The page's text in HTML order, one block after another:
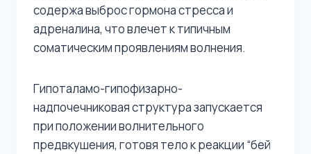
содержа выброс гормона стресса и
адреналина, что влечет к типичным
соматическим проявлениям волнения.
Гипоталамо-гипофизарно-
надпочечниковая структура запускается
при положении волнительного
предвкушения, готовя тело к реакции “бей